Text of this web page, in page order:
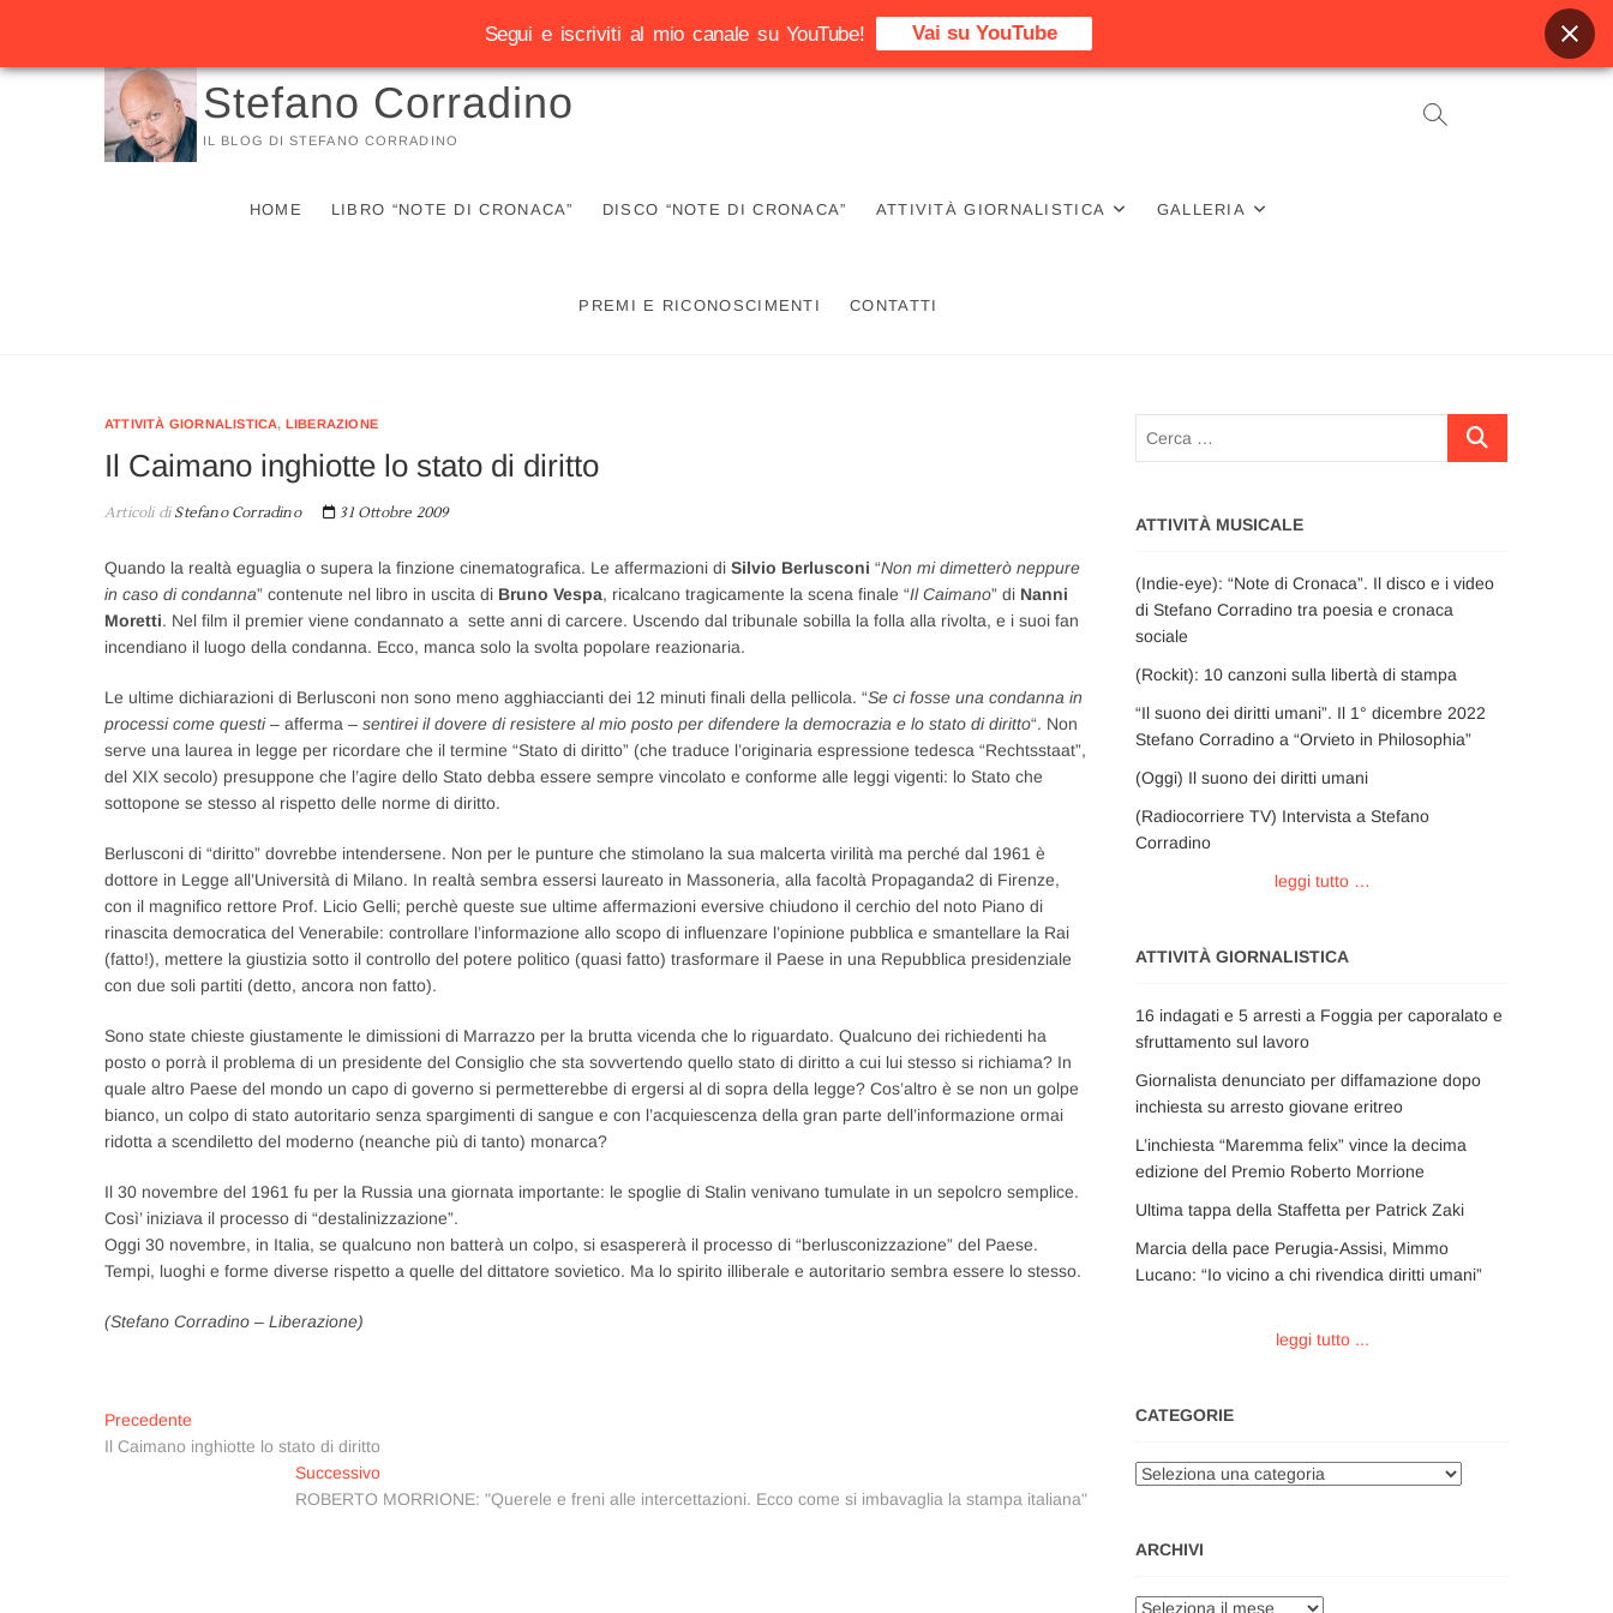
Vai
Stefano Corradino
IL BLOG DI STEFANO CORRADINO
HOME LIBRO “NOTE DI CRONACA” DISCO “NOTE DI CRONACA” ATTIVITÀ GIORNALISTICA GALLERIA
PREMI E RICONOSCIMENTI CONTATTI
ATTIVITÀ GIORNALISTICA, LIBERAZIONE
Il Caimano inghiotte lo stato di diritto
Articoli diStefano Corradino 31 Ottobre 2009
Quando la realtà eguaglia o supera la finzione cinematografica. Le affermazioni di Silvio Berlusconi “Non mi dimetterò neppure
in caso di condanna” contenute nel libro in uscita di Bruno Vespa, ricalcano tragicamente la scena finale “Il Caimano” di Nanni
Moretti. Nel film il premier viene condannato a sette anni di carcere. Uscendo dal tribunale sobilla la folla alla rivolta, e i suoi fan
incendiano il luogo della condanna. Ecco, manca solo la svolta popolare reazionaria.
Le ultime dichiarazioni di Berlusconi non sono meno agghiaccianti dei 12 minuti finali della pellicola. “Se ci fosse una condanna in
processi come questi– afferma – sentirei il dovere di resistere al mio posto per difendere la democrazia e lo stato di diritto“. Non
serve una laurea in legge per ricordare che il termine “Stato di diritto” (che traduce l’originaria espressione tedesca “Rechtsstaat”,
del XIX secolo) presuppone che l’agire dello Stato debba essere sempre vincolato e conforme alle leggi vigenti: lo Stato che
sottopone se stesso al rispetto delle norme di diritto.
Berlusconi di “diritto” dovrebbe intendersene. Non per le punture che stimolano la sua malcerta virilità ma perché dal 1961 è
dottore in Legge all’Università di Milano. In realtà sembra essersi laureato in Massoneria, alla facoltà Propaganda2 di Firenze,
con il magnifico rettore Prof. Licio Gelli; perchè queste sue ultime affermazioni eversive chiudono il cerchio del noto Piano di
rinascita democratica del Venerabile: controllare l’informazione allo scopo di influenzare l’opinione pubblica e smantellare la Rai
(fatto!), mettere la giustizia sotto il controllo del potere politico (quasi fatto) trasformare il Paese in una Repubblica presidenziale
con due soli partiti (detto, ancora non fatto).
Sono state chieste giustamente le dimissioni di Marrazzo per la brutta vicenda che lo riguardato. Qualcuno dei richiedenti ha
posto o porrà il problema di un presidente del Consiglio che sta sovvertendo quello stato di diritto a cui lui stesso si richiama? In
quale altro Paese del mondo un capo di governo si permetterebbe di ergersi al di sopra della legge? Cos’altro è se non un golpe
bianco, un colpo di stato autoritario senza spargimenti di sangue e con l’acquiescenza della gran parte dell’informazione ormai
ridotta a scendiletto del moderno (neanche più di tanto) monarca?
Il 30 novembre del 1961 fu per la Russia una giornata importante: le spoglie di Stalin venivano tumulate in un sepolcro semplice.
Così’ iniziava il processo di “destalinizzazione”.
Oggi 30 novembre, in Italia, se qualcuno non batterà un colpo, si esaspererà il processo di “berlusconizzazione” del Paese.
Tempi, luoghi e forme diverse rispetto a quelle del dittatore sovietico. Ma lo spirito illiberale e autoritario sembra essere lo stesso.
(Stefano Corradino – Liberazione)
Navigazione
articoli
Precedente
precedente:
Il Caimano inghiotte lo stato di diritto
SuccessivoArticolo
successivo:
ROBERTO MORRIONE: "Querele e freni alle intercettazioni. Ecco come si imbavaglia la stampa italiana"
Cerca
ATTIVITÀ MUSICALE
(Indie-eye): “Note di Cronaca”. Il disco e i video
di Stefano Corradino tra poesia e cronaca
sociale
(Rockit): 10 canzoni sulla libertà di stampa
“Il suono dei diritti umani”. Il 1° dicembre 2022
Stefano Corradino a “Orvieto in Philosophia”
(Oggi) Il suono dei diritti umani
(Radiocorriere TV) Intervista a Stefano
Corradino
leggi tutto …
ATTIVITÀ GIORNALISTICA
16 indagati e 5 arresti a Foggia per caporalato e
sfruttamento sul lavoro
Giornalista denunciato per diffamazione dopo
inchiesta su arresto giovane eritreo
L’inchiesta “Maremma felix” vince la decima
edizione del Premio Roberto Morrione
Ultima tappa della Staffetta per Patrick Zaki
Marcia della pace Perugia-Assisi, Mimmo
Lucano: “Io vicino a chi rivendica diritti umani”
leggi tutto ...
CATEGORIE
Categorie
ARCHIVI
Archivi
Segui e iscriviti al mio canale su YouTube! Vai su YouTube